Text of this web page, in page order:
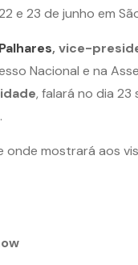
e 23 de junho em
, vice-
Nacional e na
, falará no dia
mostrará aos